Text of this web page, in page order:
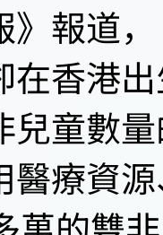
》報道
在香港
兒童數
醫療資